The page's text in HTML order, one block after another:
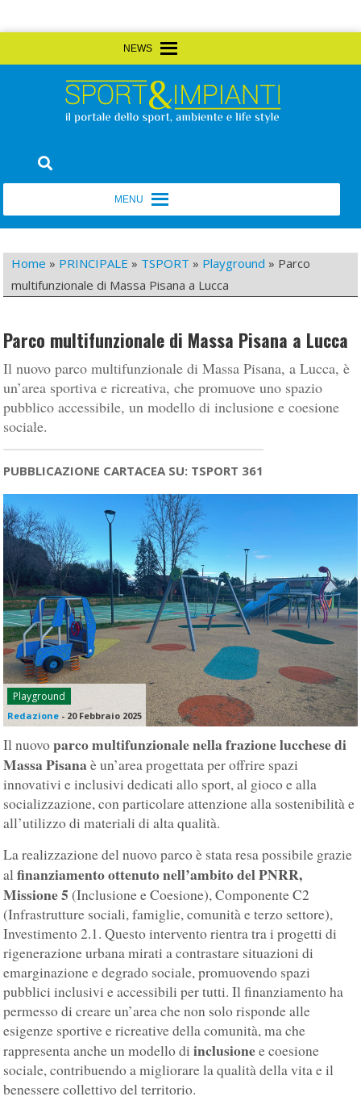
to
Sport&Impianti
Home » PRINCIPALE » TSPORT » Playground » Parco
multifunzionale di Massa Pisana a Lucca
Parco multifunzionale di Massa Pisana a Lucca
Il nuovo parco multifunzionale di Massa Pisana, a Lucca, è
un’area sportiva e ricreativa, che promuove uno spazio
pubblico accessibile, un modello di inclusione e coesione
sociale.
PUBBLICAZIONE CARTACEA SU: TSPORT 361
Playground
Redazione - 20 Febbraio 2025
Il nuovoparco multifunzionale nella frazione lucchese di
Massa Pisana è un’area progettata per offrire spazi
innovativi e inclusivi dedicati allo sport, al gioco e alla
socializzazione, con particolare attenzione alla sostenibilità e
all’utilizzo di materiali di alta qualità.
La realizzazione del nuovo parco è stata resa possibile grazie
alfinanziamento ottenuto nell’ambito del PNRR,
Missione 5(Inclusione e Coesione), Componente C2
(Infrastrutture sociali, famiglie, comunità e terzo settore),
Investimento 2.1. Questo intervento rientra tra i progetti di
rigenerazione urbana mirati a contrastare situazioni di
emarginazione e degrado sociale, promuovendo spazi
pubblici inclusivi e accessibili per tutti. Il finanziamento ha
permesso di creare un’area che non solo risponde alle
esigenze sportive e ricreative della comunità, ma che
rappresenta anche un modello diinclusionee coesione
sociale, contribuendo a migliorare la qualità della vita e il
benessere collettivo del territorio.